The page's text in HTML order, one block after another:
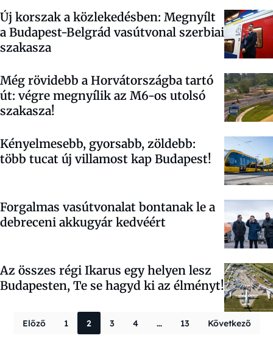
Új korszak a közlekedésben: Megnyílt
a Budapest-Belgrád vasútvonal szerbiai
szakasza
Még rövidebb a Horvátországba tartó
út: végre megnyílik az M6-os utolsó
szakasza!
Kényelmesebb, gyorsabb, zöldebb:
több tucat új villamost kap Budapest!
Forgalmas vasútvonalat bontanak le a
debreceni akkugyár kedvéért
Az összes régi Ikarus egy helyen lesz
Budapesten, Te se hagyd ki az élményt!
Bejegyzések
Előző 1 2 3 4 … 13 Következő